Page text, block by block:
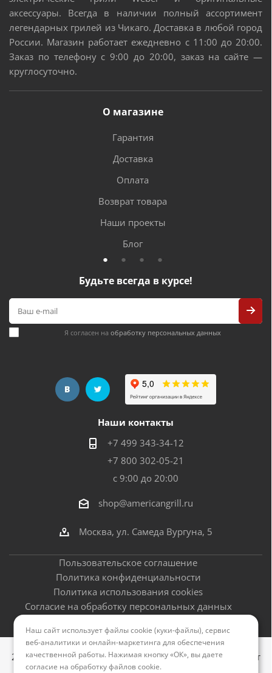
аксессуары. Всегда в наличии полный ассортимент
легендарных грилей из Чикаго. Доставка в любой город
России. Магазин работает ежедневно с 11:00 до 20:00.
Заказ по телефону с 9:00 до 20:00, заказ на сайте —
круглосуточно.
О магазине
Гарантия
Доставка
Оплата
Возврат товара
Наши проекты
Блог
Будьте всегда в курсе!
Я согласен на обработку персональных данных
Наши контакты
+7 499 343-34-12
+7 800 302-05-21
с 9:00 до 20:00
shop@americangrill.ru
Москва, ул. Самеда Вургуна, 5
Пользовательское соглашение
Политика конфиденциальности
Политика использования cookies
Согласие на обработку персональных данных
2012–2026 © Американские грили - официальный сайт
Наш сайт использует файлы cookie (куки-файлы), сервис
веб-аналитики и онлайн-маркетинга для обеспечения
качественной работы. Нажимая кнопку «ОК», вы даете
согласие на обработку файлов cookie.